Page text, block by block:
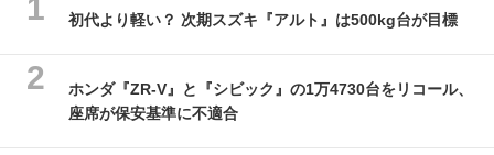
初代より軽い？ 次期スズキ『アルト』は500kg台が目標
ホンダ『ZR-V』と『シビック』の1万4730台をリコール、
座席が保安基準に不適合